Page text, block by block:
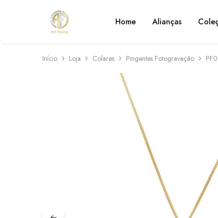
Art
Force
Semijoias
personalizadas
Home Alianças
Início Loja Colares Pingentes Fotogravação